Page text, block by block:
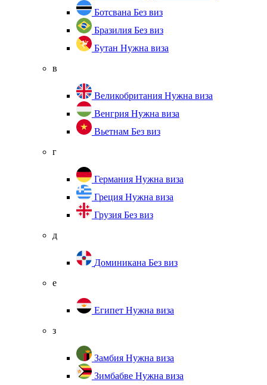
Ботсвана Без виз
Бразилия Без виз
Бутан Нужна виза
в
Великобритания Нужна виза
Венгрия Нужна виза
Вьетнам Без виз
г
Германия Нужна виза
Греция Нужна виза
Грузия Без виз
д
Доминикана Без виз
е
Египет Нужна виза
з
Замбия Нужна виза
Зимбабве Нужна виза